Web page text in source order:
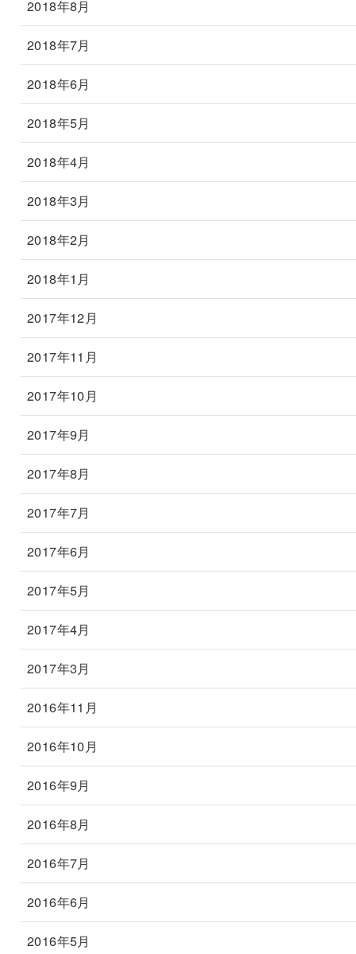
2018年8月
2018年7月
2018年6月
2018年5月
2018年4月
2018年3月
2018年2月
2018年1月
2017年12月
2017年11月
2017年10月
2017年9月
2017年8月
2017年7月
2017年6月
2017年5月
2017年4月
2017年3月
2016年11月
2016年10月
2016年9月
2016年8月
2016年7月
2016年6月
2016年5月